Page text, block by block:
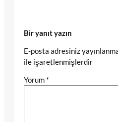
Bir yanıt yazın
E-posta adresiniz
ile işaretlenmişlerdir
Yorum *